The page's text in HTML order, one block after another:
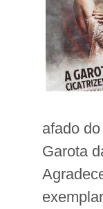
afado
Garota